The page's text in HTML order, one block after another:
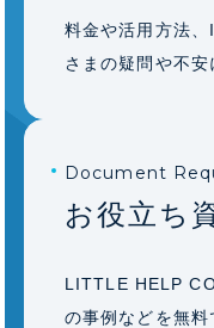
料金や活用方法
さまの疑問や不安
Document
お役立ち
LITTLE HELP
の事例などを無料